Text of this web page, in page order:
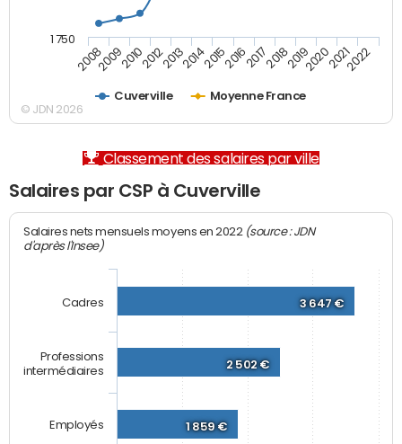
Cuverville Moyenne France
20082009201020122013201420152016201720182019202020212022
1 750
© JDN 2026
Classement des salaires par ville
Salaires par CSP à Cuverville
Salaires nets mensuels moyens en 2022 (source : JDN
d'après l'Insee)
3 647 €
2 502 €
1 859 €
Cadres
Professions
intermédiaires
Employés